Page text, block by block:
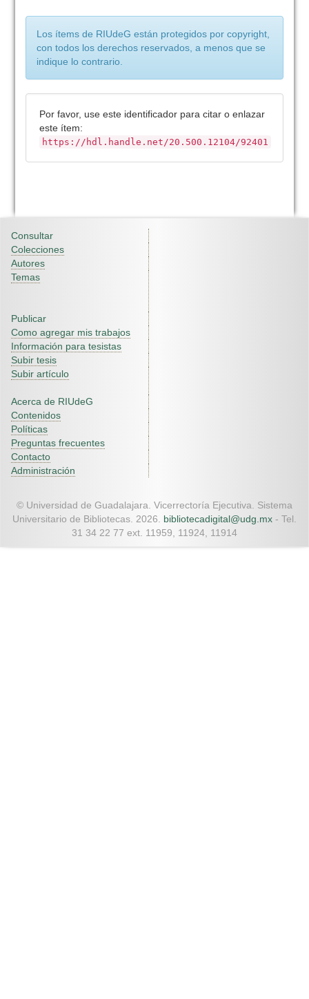
Los ítems de RIUdeG están protegidos por copyright,
con todos los derechos reservados, a menos que se
indique lo contrario.
Por favor, use este identificador para citar o enlazar
este ítem:
https://hdl.handle.net/20.500.12104/92401
Consultar
Colecciones
Autores
Temas
Publicar
Como agregar mis trabajos
Información para tesistas
Subir tesis
Subir artículo
Acerca de RIUdeG
Contenidos
Políticas
Preguntas frecuentes
Contacto
Administración
© Universidad de Guadalajara. Vicerrectoría Ejecutiva. Sistema
Universitario de Bibliotecas. 2026. bibliotecadigital@udg.mx - Tel.
31 34 22 77 ext. 11959, 11924, 11914